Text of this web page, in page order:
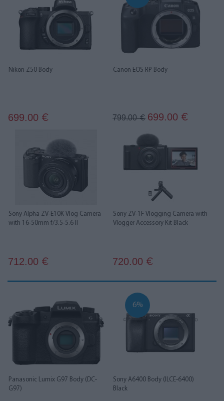
Nikon Z50 Body
699.00 €
Canon EOS RP Body
799.00€ 699.00 €
Sony Alpha ZV-E10K Vlog Camera
with 16-50mm f/3.5-5.6 II
712.00 €
Sony ZV-1F Vlogging Camera with
Vlogger Accessory Kit Black
720.00 €
Panasonic Lumix G97 Body (DC-
G97)
Sony A6400 Body (ILCE-6400)
Black
6%